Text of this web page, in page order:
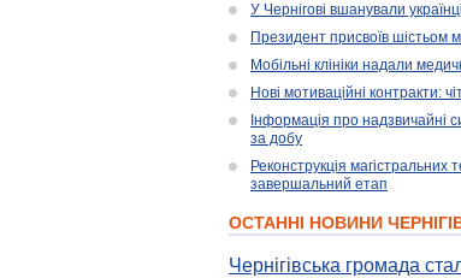
У Чернігові вшанували
Президент присвоїв шістьом
Мобільні клініки надали
Нові мотиваційні контракти:
Інформація про надзвичайні
за добу
Реконструкція
завершальний етап
ОСТАННІ НОВИНИ
Чернігівська громада